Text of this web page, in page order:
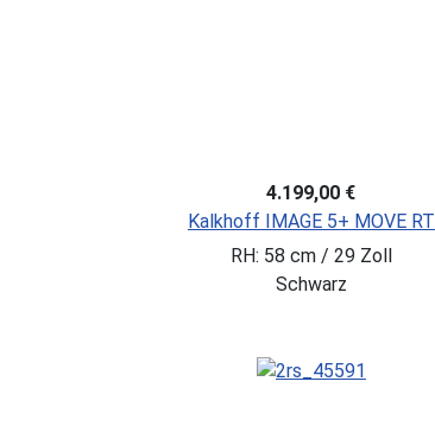
4.199,00 €
Kalkhoff IMAGE 5+ MOVE RT
RH: 58 cm / 29 Zoll
Schwarz